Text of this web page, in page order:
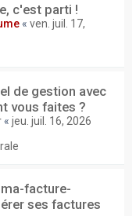
c'est parti !
« ven. juil. 17,
de gestion avec
vous faites ?
« jeu. juil. 16, 2026
facture-
ses factures